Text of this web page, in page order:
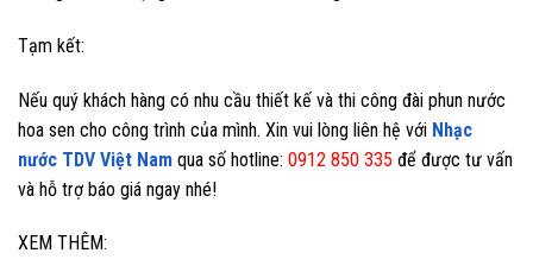
Tạm kết:
Nếu quý khách hàng có nhu cầu thiết kế và thi công đài phun nước
hoa sen cho công trình của mình. Xin vui lòng liên hệ với Nhạc
nước TDV Việt Nam qua số hotline: 0912 850 335 để được tư vấn
và hỗ trợ báo giá ngay nhé!
XEM THÊM: